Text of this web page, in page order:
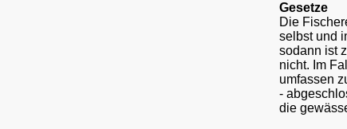
Gesetze
Die
selbst und
sodann ist
nicht. Im
umfassen
-
die